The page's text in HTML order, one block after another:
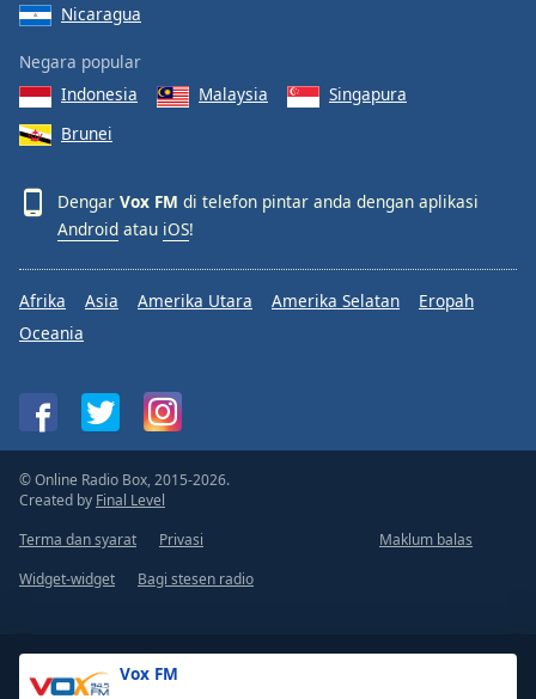
Vox FM
Nicaragua
Negara popular
Indonesia
Malaysia
Singapura
Brunei
Dengar Vox FM di telefon pintar anda dengan aplikasi
Android atau iOS!
Afrika Asia Amerika Utara Amerika Selatan
Eropah
Oceania
© Online Radio Box, 2015-2026.
Created by Final Level
Terma dan syarat
Privasi
Maklum balas
Widget-widget
Bagi stesen radio